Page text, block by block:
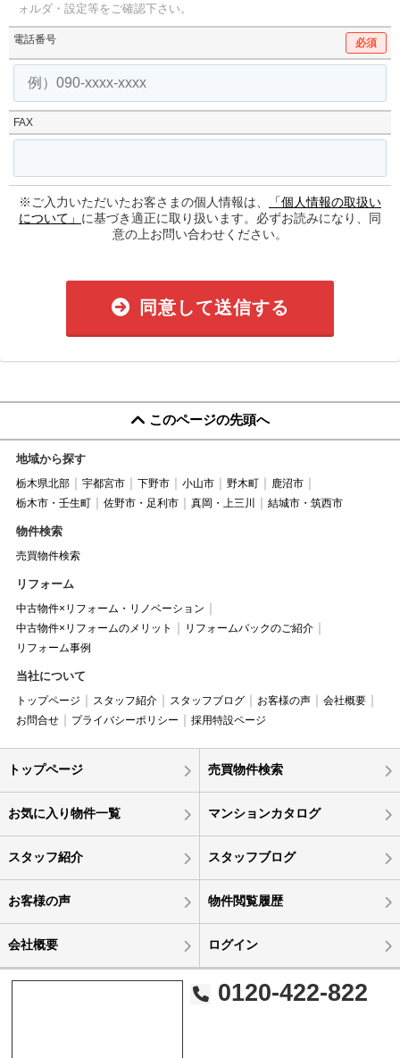
ォルダ・設定等をご確認下さい。
電話番号 必須
FAX
※ご入力いただいたお客さまの個人情報は、
「個人情報の取扱い
について」 に基づき適正に取り扱います。必ずお読みになり、同
意の上お問い合わせください。
同意して送信する
このページの先頭へ
地域から探す
栃木県北部 宇都宮市 下野市 小山市 野木町
鹿沼市
栃木市・壬生町
佐野市・足利市 真岡・上三川 結城市・筑西市
物件検索
売買物件検索
リフォーム
中古物件×リフォーム・リノベーション
中古物件×リフォームのメリット
リフォームパックのご紹介
リフォーム事例
当社について
トップページ スタッフ紹介 スタッフブログ お客様の声
会社概要
お問合せ
プライバシーポリシー 採用特設ページ
トップページ 売買物件検索
お気に入り物件一覧 マンションカタログ
スタッフ紹介 スタッフブログ
お客様の声 物件閲覧履歴
会社概要 ログイン
0120-422-822